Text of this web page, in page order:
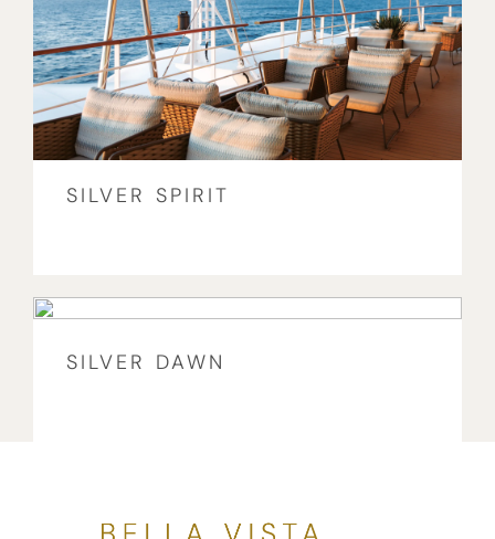
SILVER SPIRIT
SILVER DAWN